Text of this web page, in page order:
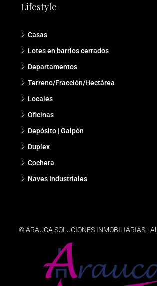
Lifestyle
Casas
Lotes en barrios cerrados
Departamentos
Terreno/Fracción/Hectárea
Locales
Oficinas
Depósito | Galpón
Duplex
Cochera
Naves Industriales
© ARAUCA SOLUCIONES INMOBILIARIAS -